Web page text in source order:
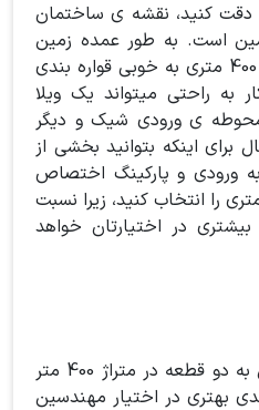
دقت کنید، نقشه ی ساختمان
است. به طور عمده زمین
های متراژ بالا مانند 300 تا 400 متری به خوبی قواره بندی
به راحتی میتواند یک ویلا
محوطه ی ورودی شیک و دیگر
برای اینکه بتوانید بخشی از
ورودی و پارکینگ اختصاص
بهتر است زمین 400 متری را انتخاب کنید، زیرا نسبت
فضای بیشتری در اختیارتان خواهد
همچنین تقسیم کردن زمین به دو قطعه در متراژ 400 متر
قواره بندی بهتری در اختیار مهندسین